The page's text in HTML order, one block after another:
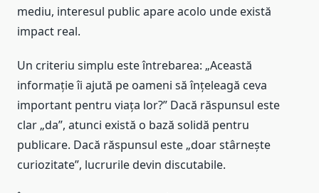
mediu, interesul public apare acolo unde există
impact real.
Un criteriu simplu este întrebarea: „Această
informație îi ajută pe oameni să înțeleagă ceva
important pentru viața lor?” Dacă răspunsul este
clar „da”, atunci există o bază solidă pentru
publicare. Dacă răspunsul este „doar stârnește
curiozitate”, lucrurile devin discutabile.